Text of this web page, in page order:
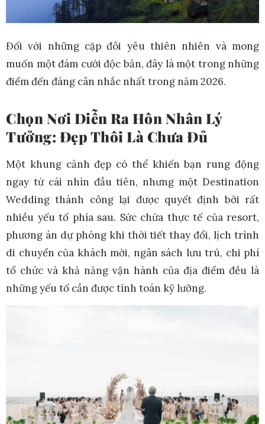
Đối với những cặp đôi yêu thiên nhiên và mong
muốn một đám cưới độc bản, đây là một trong những
điểm đến đáng cân nhắc nhất trong năm 2026.
Chọn Nơi Diễn Ra Hôn Nhân Lý
Tưởng: Đẹp Thôi Là Chưa Đủ
Một khung cảnh đẹp có thể khiến bạn rung động
ngay từ cái nhìn đầu tiên, nhưng một Destination
Wedding thành công lại được quyết định bởi rất
nhiều yếu tố phía sau. Sức chứa thực tế của resort,
phương án dự phòng khi thời tiết thay đổi, lịch trình
di chuyển của khách mời, ngân sách lưu trú, chi phí
tổ chức và khả năng vận hành của địa điểm đều là
những yếu tố cần được tính toán kỹ lưỡng.